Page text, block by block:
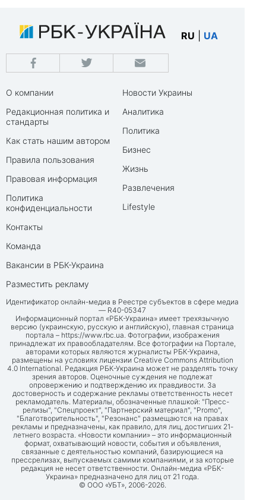
RU UA
О компании
Редакционная политика и
стандарты
Как стать нашим автором
Правила пользования
Правовая информация
Политика
конфиденциальности
Контакты
Команда
Вакансии в РБК-Украина
Разместить рекламу
Новости Украины
Аналитика
Политика
Бизнес
Жизнь
Развлечения
Lifestyle
Идентификатор онлайн-медиа в Реестре субъектов в сфере медиа
— R40-05347
Информационный портал «РБК-Украина» имеет трехязычную
версию (украинскую, русскую и английскую), главная страница
портала – https://www.rbc.ua . Фотографии, изображения
принадлежат их правообладателям. Все фотографии на Портале,
авторами которых являются журналисты РБК-Украина,
размещены на условиях лицензии Creative Commons Attribution
4.0 International. Редакция РБК-Украина может не разделять точку
зрения авторов. Оценочные суждения не подлежат
опровержению и подтверждению их правдивости. За
достоверность и содержание рекламы ответственность несет
рекламодатель. Материалы, обозначенные плашкой: "Пресс-
релизы", "Спецпроект", "Партнерский материал", "Promo",
"Благотворительность", "Резонанс" размещаются на правах
рекламы и предназначены, как правило, для лиц, достигших 21-
летнего возраста. «Новости компании» – это информационный
формат, охватывающий новости, события и объявления,
связанные с деятельностью компаний, базирующиеся на
прессрелизах, выпускаемых самими компаниями, и за которые
редакция не несет ответственности. Онлайн-медиа «РБК-
Украина» предназначено для лиц от 21 года.
© ООО «УБТ», 2006-2026.